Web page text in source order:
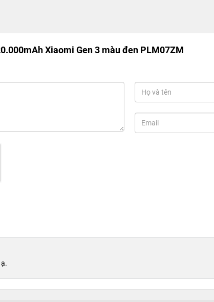
Xiaomi Gen 3 màu đen PLM07ZM